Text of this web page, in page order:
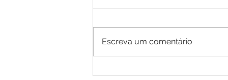
Escreva um comentário